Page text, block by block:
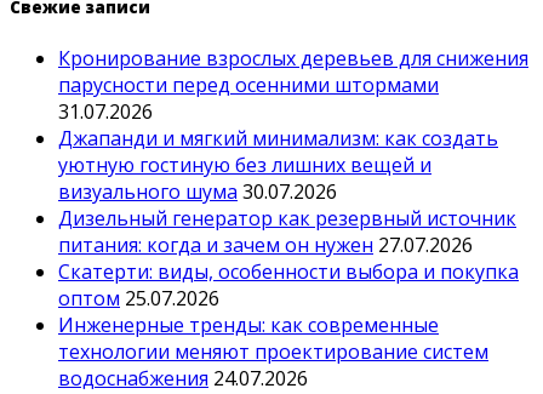
Свежие записи
Кронирование взрослых деревьев для снижения
парусности перед осенними штормами
31.07.2026
Джапанди и мягкий минимализм: как создать
уютную гостиную без лишних вещей и
визуального шума 30.07.2026
Дизельный генератор как резервный источник
питания: когда и зачем он нужен 27.07.2026
Скатерти: виды, особенности выбора и покупка
оптом 25.07.2026
Инженерные тренды: как современные
технологии меняют проектирование систем
водоснабжения 24.07.2026